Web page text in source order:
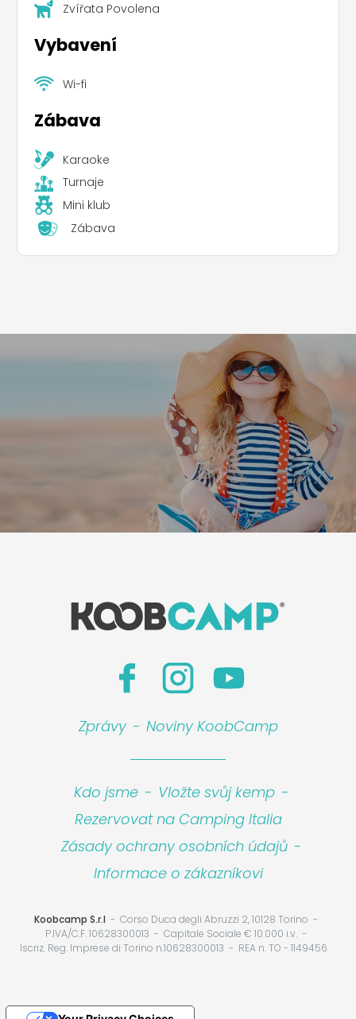
Zvířata Povolena
Vybavení
Wi-fi
Zábava
Karaoke
Turnaje
Mini klub
Zábava
Zprávy - Noviny KoobCamp
Kdo jsme - Vložte svůj kemp -
Rezervovat na Camping Italia
Zásady ochrany osobních údajů -
Informace o zákazníkovi
Koobcamp S.r.l
Corso Duca degli Abruzzi 2, 10128 Torino
P.IVA/C.F. 10628300013
Capitale Sociale € 10.000 i.v.
Iscriz. Reg. Imprese di Torino n.10628300013
REA n. TO - 1149456